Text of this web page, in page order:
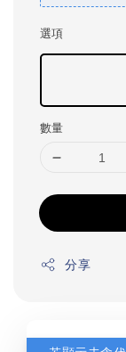
選項
數量
分享